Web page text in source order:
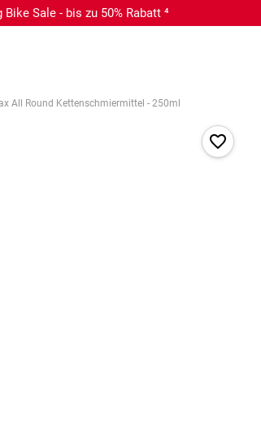
Bike Sale - bis zu 50% Rabatt ⁴
All Round Kettenschmiermittel - 250ml